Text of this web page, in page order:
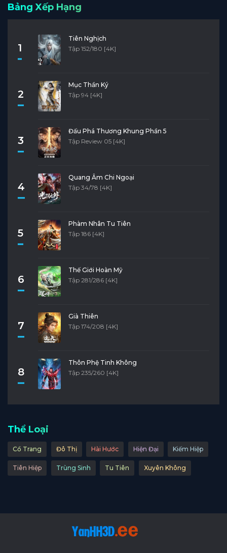
Bảng Xếp Hạng
1
Tiên Nghịch
Tập 152/180 [4K]
2
Mục Thần Ký
Tập 94 [4K]
3
Đấu Phá Thương Khung Phần 5
Tập Review 05 [4K]
4
Quang Âm Chi Ngoại
Tập 34/78 [4K]
5
Phàm Nhân Tu Tiên
Tập 186 [4K]
6
Thế Giới Hoàn Mỹ
Tập 281/286 [4K]
7
Già Thiên
Tập 174/208 [4K]
8
Thôn Phệ Tinh Không
Tập 235/260 [4K]
Thể Loại
Cổ Trang Đô Thị Hài Hước Hiện Đại Kiếm Hiệp
Tiên Hiệp Trùng Sinh Tu Tiên Xuyên Không